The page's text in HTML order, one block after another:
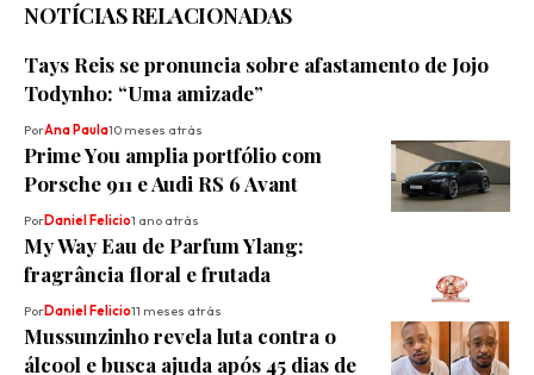
NOTÍCIAS RELACIONADAS
Tays Reis se pronuncia sobre afastamento de Jojo
Todynho: “Uma amizade”
PorAna Paula10 meses atrás
Prime You amplia portfólio com
Porsche 911 e Audi RS 6 Avant
PorDaniel Felicio1 ano atrás
My Way Eau de Parfum Ylang:
fragrância floral e frutada
PorDaniel Felicio11 meses atrás
Mussunzinho revela luta contra o
álcool e busca ajuda após 45 dias de